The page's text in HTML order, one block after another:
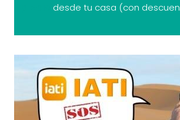
desde tu casa (con